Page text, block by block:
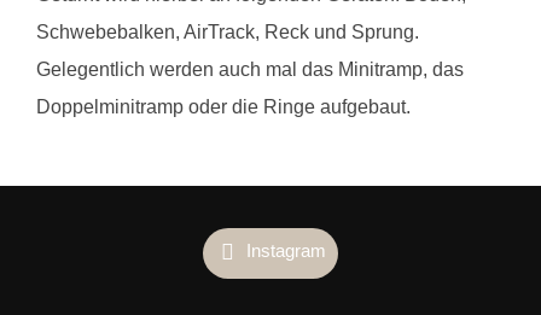
Schwebebalken, AirTrack, Reck und Sprung.
Gelegentlich werden auch mal das Minitramp, das
Doppelminitramp oder die Ringe aufgebaut.
Instagram